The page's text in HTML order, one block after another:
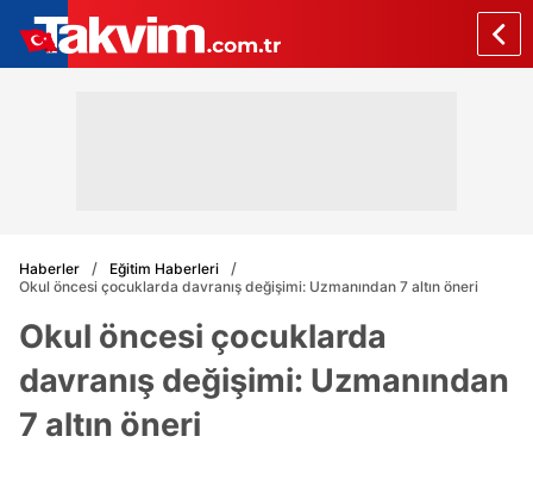
Haberler
Eğitim Haberleri
Okul öncesi çocuklarda davranış değişimi: Uzmanından 7 altın öneri
Okul öncesi çocuklarda
davranış değişimi: Uzmanından
7 altın öneri